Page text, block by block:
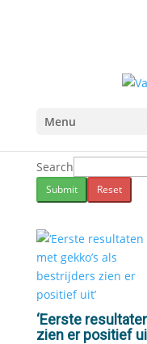
Menu
Search
Submit Reset
‘Eerste
zien er positief